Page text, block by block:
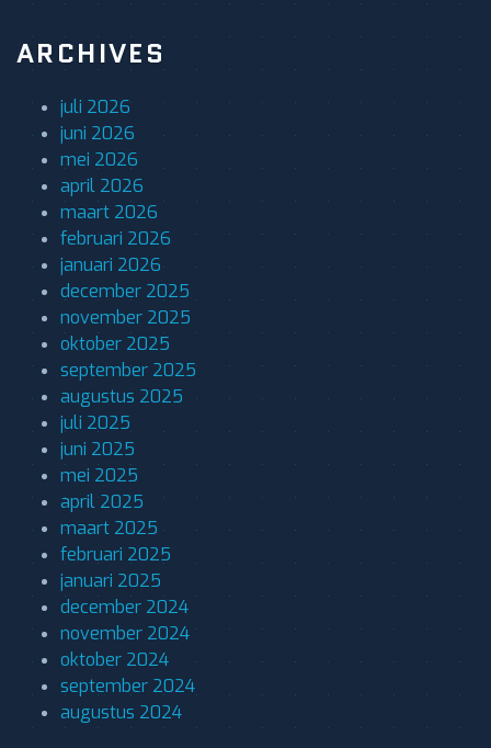
ARCHIVES
juli 2026
juni 2026
mei 2026
april 2026
maart 2026
februari 2026
januari 2026
december 2025
november 2025
oktober 2025
september 2025
augustus 2025
juli 2025
juni 2025
mei 2025
april 2025
maart 2025
februari 2025
januari 2025
december 2024
november 2024
oktober 2024
september 2024
augustus 2024